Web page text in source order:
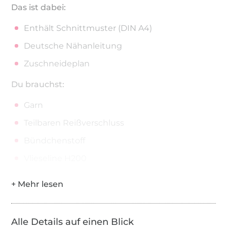
Das ist dabei:
Enthält Schnittmuster (DIN A4)
Deutsche Nähanleitung
Zuschneideplan
Du brauchst:
Garn
Teilbaren Reißverschluss
Alle Details auf einen Blick